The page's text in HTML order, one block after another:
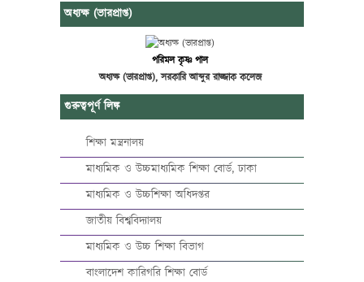
অধ্যক্ষ (ভারপ্রাপ্ত)
পরিমল কৃষ্ণ পাল
অধ্যক্ষ (ভারপ্রাপ্ত), সরকারি আব্দুর রাজ্জাক কলেজ
গুরুত্বপূর্ণ লিঙ্ক
শিক্ষা মন্ত্রনালয়
মাধ্যমিক ও উচ্চমাধ্যমিক শিক্ষা বোর্ড, ঢাকা
মাধ্যমিক ও উচ্চশিক্ষা অধিদপ্তর
জাতীয় বিশ্ববিদ্যালয়
মাধ্যমিক ও উচ্চ শিক্ষা বিভাগ
বাংলাদেশ কারিগরি শিক্ষা বোর্ড